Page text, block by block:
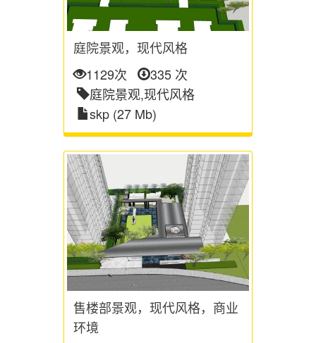
庭院景观，现代风格
1129次
335 次
庭院景观,现代风格
skp (27 Mb)
售楼部景观，现代风格，商业
环境